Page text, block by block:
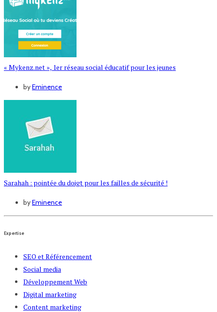
« Mykenz.net », 1er réseau social éducatif pour les jeunes
byEminence
Sarahah : pointée du doigt pour les failles de sécurité !
byEminence
Expertise
SEO et Référencement
Social media
Développement Web
Digital marketing
Content marketing